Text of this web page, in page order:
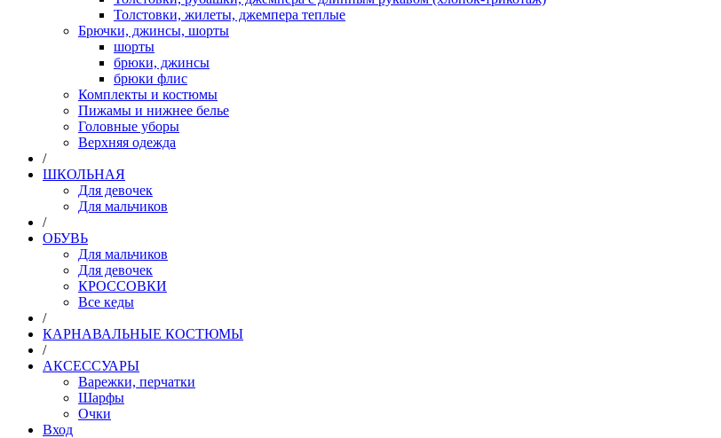
Толстовки, жилеты, джемпера теплые
Брючки, джинсы, шорты
шорты
брюки, джинсы
брюки флис
Комплекты и костюмы
Пижамы и нижнее белье
Головные уборы
Верхняя одежда
/
ШКОЛЬНАЯ
Для девочек
Для мальчиков
/
ОБУВЬ
Для мальчиков
Для девочек
КРОССОВКИ
Все кеды
/
КАРНАВАЛЬНЫЕ КОСТЮМЫ
/
АКСЕССУАРЫ
Варежки, перчатки
Шарфы
Очки
Вход